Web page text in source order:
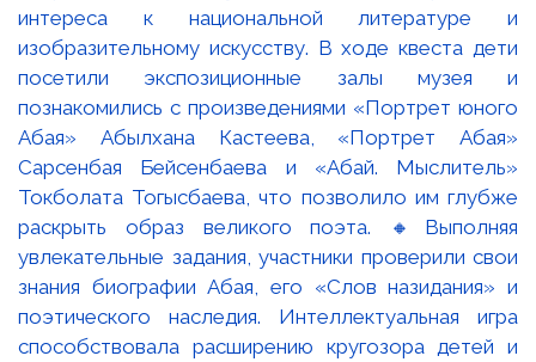
интереса к национальной литературе и
изобразительному искусству. В ходе квеста дети
посетили экспозиционные залы музея и
познакомились с произведениями «Портрет юного
Абая» Абылхана Кастеева, «Портрет Абая»
Сарсенбая Бейсенбаева и «Абай. Мыслитель»
Токболата Тогысбаева, что позволило им глубже
раскрыть образ великого поэта. 🔸Выполняя
увлекательные задания, участники проверили свои
знания биографии Абая, его «Слов назидания» и
поэтического наследия. Интеллектуальная игра
способствовала расширению кругозора детей и